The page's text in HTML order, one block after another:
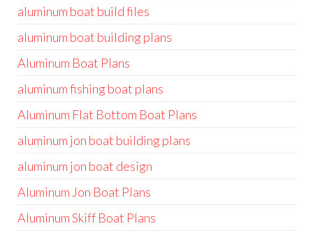
aluminum boat build files
aluminum boat building plans
Aluminum Boat Plans
aluminum fishing boat plans
Aluminum Flat Bottom Boat Plans
aluminum jon boat building plans
aluminum jon boat design
Aluminum Jon Boat Plans
Aluminum Skiff Boat Plans